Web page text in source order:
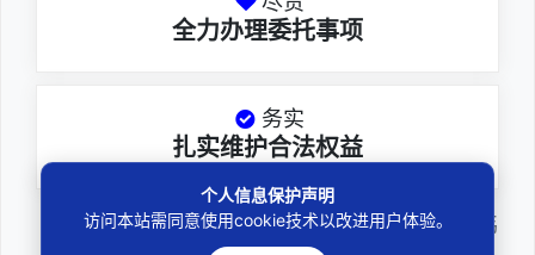
全力办理委托事项
务实
扎实维护合法权益
邓杰律师，法律硕士，执业于北京市炜
个人信息保护声明
访问本站需同意使用cookie技术以改进用户体验。